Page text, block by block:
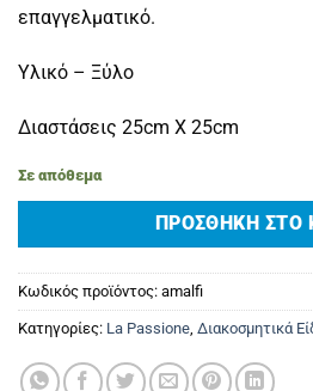
επαγγελματικό.
Υλικό – Ξύλο
Διαστάσεις 25cm X 25cm
Σε απόθεμα
ΠΡΟΣΘΉΚΗ ΣΤΟ
Κωδικός προϊόντος: amalfi
Κατηγορίες: La Passione Διακοσμητικά